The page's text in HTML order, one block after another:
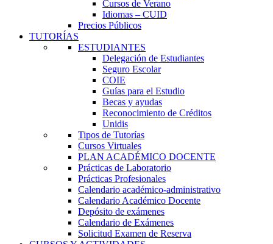
Cursos de Verano
Idiomas – CUID
Precios Públicos
TUTORÍAS
ESTUDIANTES
Delegación de Estudiantes
Seguro Escolar
COIE
Guías para el Estudio
Becas y ayudas
Reconocimiento de Créditos
Unidis
Tipos de Tutorías
Cursos Virtuales
PLAN ACADÉMICO DOCENTE
Prácticas de Laboratorio
Prácticas Profesionales
Calendario académico-administrativo
Calendario Académico Docente
Depósito de exámenes
Calendario de Exámenes
Solicitud Examen de Reserva